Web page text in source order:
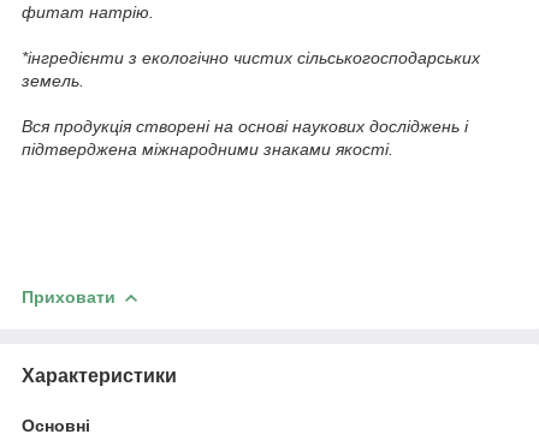
фитат натрію.
*інгредієнти з екологічно чистих сільськогосподарських
земель.
Вся продукція створені на основі наукових досліджень і
підтверджена міжнародними знаками якості.
Приховати
Характеристики
Основні